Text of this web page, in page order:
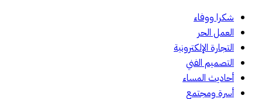
شكرا ووفاء
العمل الحر
التجارة الإلكترونية
التصميم الفني
أحاديث المساء
أسرة ومجتمع